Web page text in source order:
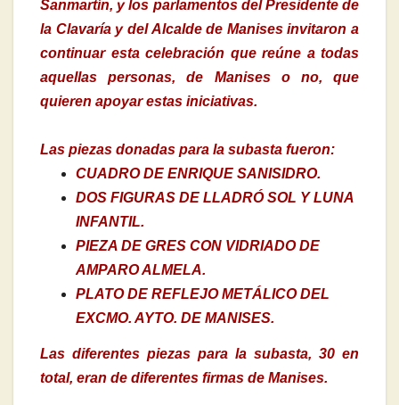
Sanmartín, y los parlamentos del Presidente de
la Clavaría y del Alcalde de Manises invitaron a
continuar esta celebración que reúne a todas
aquellas personas, de Manises o no, que
quieren apoyar estas iniciativas.
Las piezas donadas para la subasta fueron:
CUADRO DE ENRIQUE SANISIDRO.
DOS FIGURAS DE LLADRÓ SOL Y LUNA
INFANTIL.
PIEZA DE GRES CON VIDRIADO DE
AMPARO ALMELA.
PLATO DE REFLEJO METÁLICO DEL
EXCMO. AYTO. DE MANISES.
Las diferentes piezas para la subasta, 30 en
total, eran de diferentes firmas de Manises.